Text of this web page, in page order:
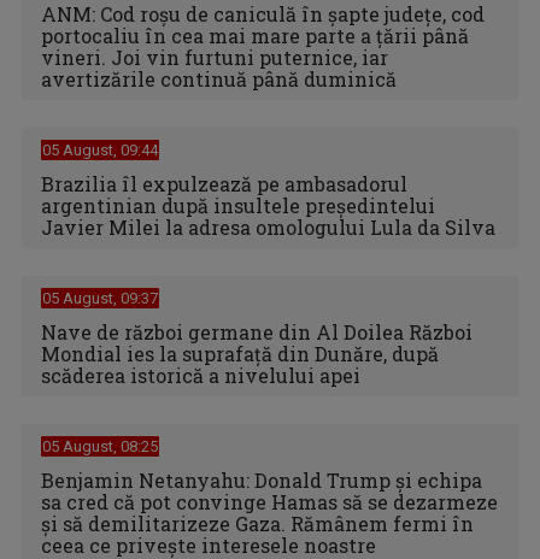
ANM: Cod roșu de caniculă în șapte județe, cod
portocaliu în cea mai mare parte a țării până
vineri. Joi vin furtuni puternice, iar
avertizările continuă până duminică
05 August, 09:44
Brazilia îl expulzează pe ambasadorul
argentinian după insultele preşedintelui
Javier Milei la adresa omologului Lula da Silva
05 August, 09:37
Nave de război germane din Al Doilea Război
Mondial ies la suprafață din Dunăre, după
scăderea istorică a nivelului apei
05 August, 08:25
Benjamin Netanyahu: Donald Trump și echipa
sa cred că pot convinge Hamas să se dezarmeze
și să demilitarizeze Gaza. Rămânem fermi în
ceea ce privește interesele noastre